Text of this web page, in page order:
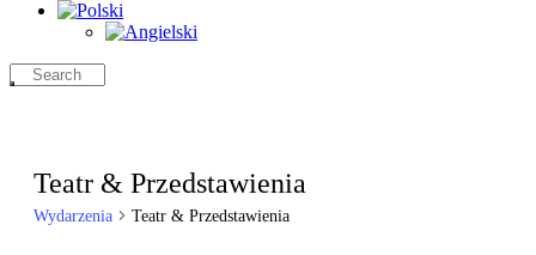
Teatr & Przedstawienia
Wydarzenia Teatr & Przedstawienia